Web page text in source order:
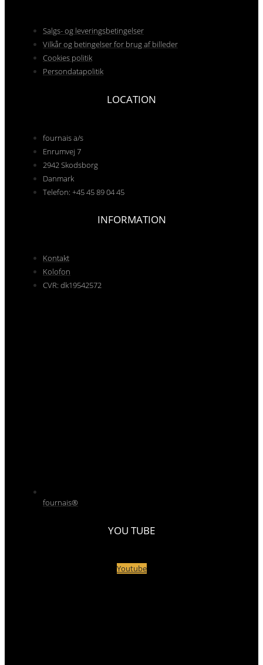
Salgs- og leveringsbetingelser
Vilkår og betingelser for brug af billeder
Cookies politik
Persondatapolitik
LOCATION
fournais a/s
Enrumvej 7
2942 Skodsborg
Danmark
Telefon: +45 45 89 04 45
INFORMATION
Kontakt
Kolofon
CVR: dk19542572
fournais®
YOU TUBE
Youtube